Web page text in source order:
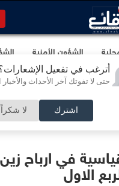
أترغب في تفعيل
حتى لا تفوتك آخر الأحداث والأخبار
اشترك لا شكراً
الشؤون الأمنية
الاقتصادية
في ارباح
الاول